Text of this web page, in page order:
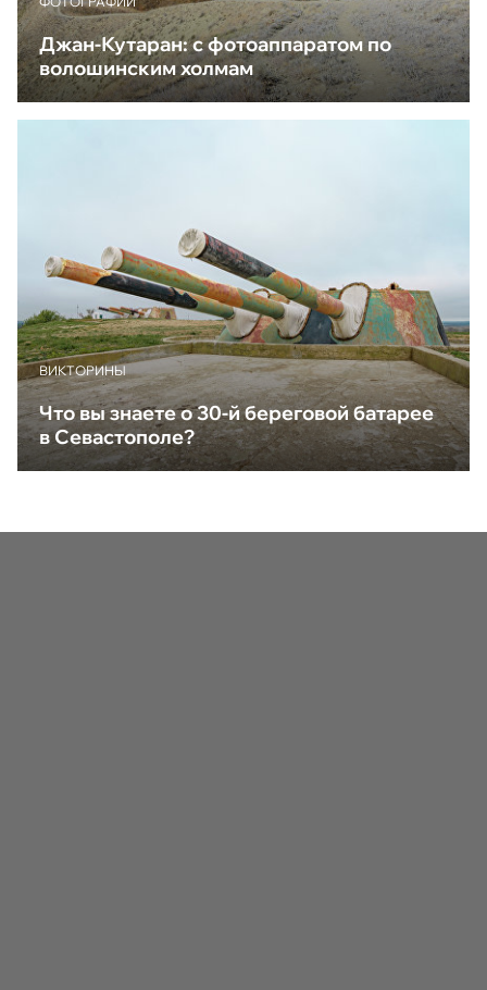
Джан-Кутаран: с фотоаппаратом по
волошинским холмам
ВИКТОРИНЫ
Что вы знаете о 30-й береговой батарее
в Севастополе?